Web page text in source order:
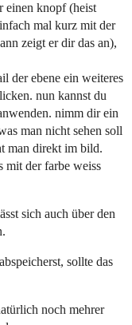
einen knopf (heist
mal kurz mit der
zeigt er dir das an),
der ebene ein weiteres
nun kannst du
nimm dir ein
man nicht sehen soll
man direkt im bild.
mit der farbe weiss
sich auch über den
sollte das
noch mehrer